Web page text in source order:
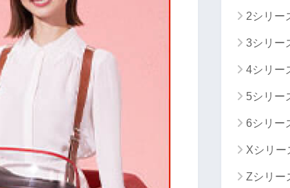
2シリー
3シリー
4シリー
5シリー
6シリー
Xシリー
Zシリー